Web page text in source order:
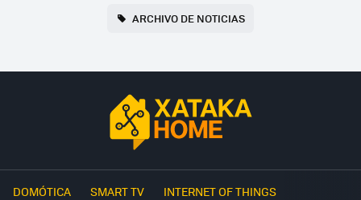
ARCHIVO DE NOTICIAS
DOMÓTICA SMART TV INTERNET OF THINGS